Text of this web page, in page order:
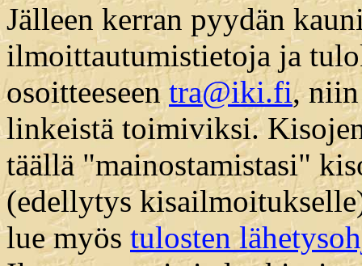
Jälleen kerran pyydän
ilmoittautumistietoja ja
osoitteeseentra@iki.fi, niin
linkeistä toimiviksi.
täällä "mainostamistasi"
(edellytys
lue myös tulosten